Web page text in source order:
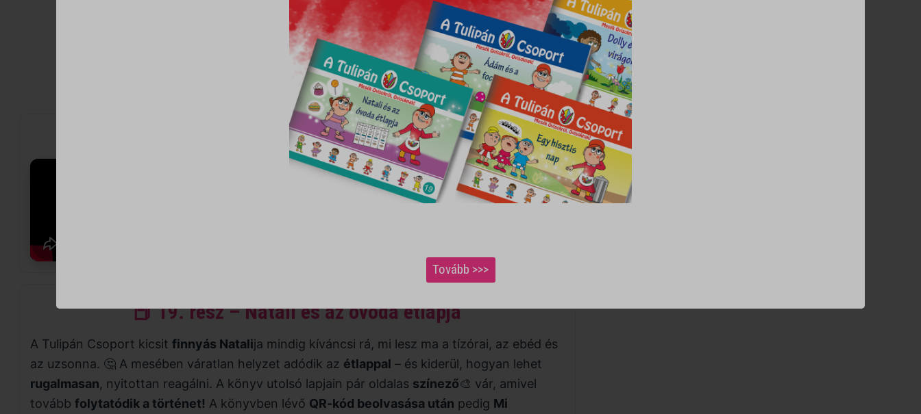
🎬 👀 Gyere, nézzünk bele együtt a mesekönyvbe! 📖✨
📕 19. rész – Natali és az óvoda étlapja
A Tulipán Csoport kicsit finnyás Natalija mindig kíváncsi rá, mi lesz ma a tízórai, az ebéd és
az uzsonna. 🤔 A mesében váratlan helyzet adódik az étlappal – és kiderül, hogyan lehet
rugalmasan, nyitottan reagálni. A könyv utolsó lapjain pár oldalas színező🎨 vár, amivel
tovább folytatódik a történet! A könyvben lévő QR-kód beolvasása után pedig Mi
Tovább >>>